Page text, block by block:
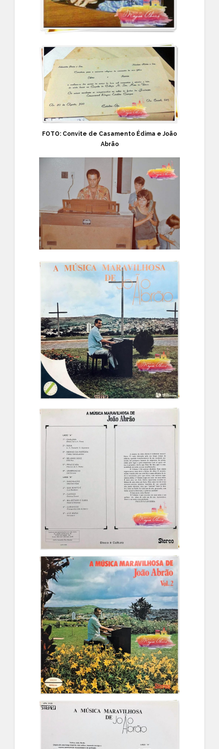
FOTO: Convite de Casamento Édima e João
Abrão